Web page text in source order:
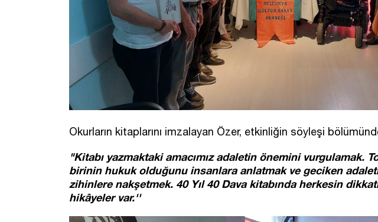
Okurların kitaplarını imzalayan Özer, etkinliğin söyleşi
"Kitabı yazmaktaki amacımız adaletin önemini vurgulamak.
birinin hukuk olduğunu insanlara anlatmak ve geciken
zihinlere nakşetmek. 40 Yıl 40 Dava kitabında herkesin
hikâyeler var.''